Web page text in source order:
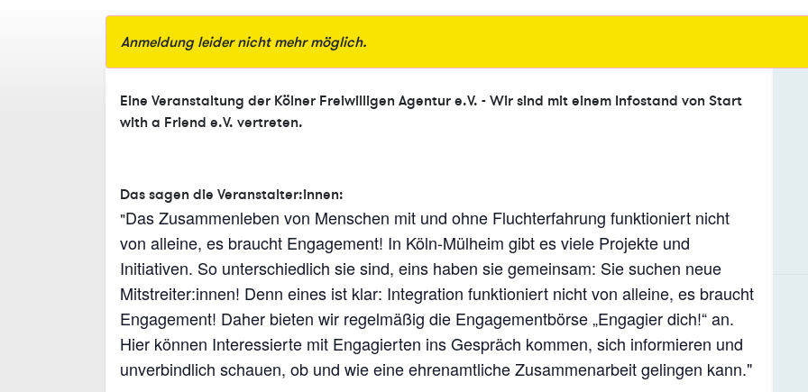
Anmeldung leider nicht mehr möglich.
Eine Veranstaltung der Kölner Freiwilligen Agentur e.V. - Wir sind mit einem Infostand von Start
with a Friend e.V. vertreten.
Das sagen die Veranstalter:innen:
"Das Zusammenleben von Menschen mit und ohne Fluchterfahrung funktioniert nicht
von alleine, es braucht Engagement! In Köln-Mülheim gibt es viele Projekte und
Initiativen. So unterschiedlich sie sind, eins haben sie gemeinsam: Sie suchen neue
Mitstreiter:innen! Denn eines ist klar: Integration funktioniert nicht von alleine, es braucht
Engagement! Daher bieten wir regelmäßig die Engagementbörse „Engagier dich!“ an.
Hier können Interessierte mit Engagierten ins Gespräch kommen, sich informieren und
unverbindlich schauen, ob und wie eine ehrenamtliche Zusammenarbeit gelingen kann."